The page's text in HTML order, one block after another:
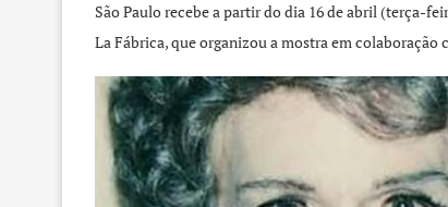
São Paulo recebe a partir do dia 16 de abril (terça-
La Fábrica, que organizou a mostra em